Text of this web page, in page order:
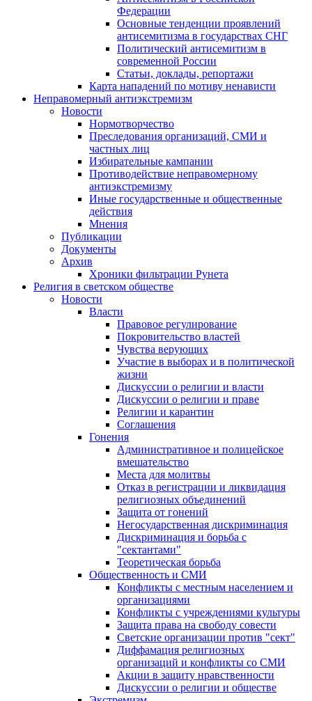
Федерации
Основные тенденции проявлений
антисемитизма в государствах СНГ
Политический антисемитизм в
современной России
Статьи, доклады, репортажи
Карта нападений по мотиву ненависти
Неправомерный антиэкстремизм
Новости
Нормотворчество
Преследования организаций, СМИ и
частных лиц
Избирательные кампании
Противодействие неправомерному
антиэкстремизму
Иные государственные и общественные
действия
Мнения
Публикации
Документы
Архив
Хроники фильтрации Рунета
Религия в светском обществе
Новости
Власти
Правовое регулирование
Покровительство властей
Чувства верующих
Участие в выборах и в политической
жизни
Дискуссии о религии и власти
Дискуссии о религии и праве
Религии и карантин
Соглашения
Гонения
Административное и полицейское
вмешательство
Места для молитвы
Отказ в регистрации и ликвидация
религиозных объединений
Защита от гонений
Негосударственная дискриминация
Дискриминация и борьба с
"сектантами"
Теоретическая борьба
Общественность и СМИ
Конфликты с местным населением и
организациями
Конфликты с учреждениями культуры
Защита права на свободу совести
Светские организации против "сект"
Диффамация религиозных
организаций и конфликты со СМИ
Акции в защиту нравственности
Дискуссии о религии и обществе